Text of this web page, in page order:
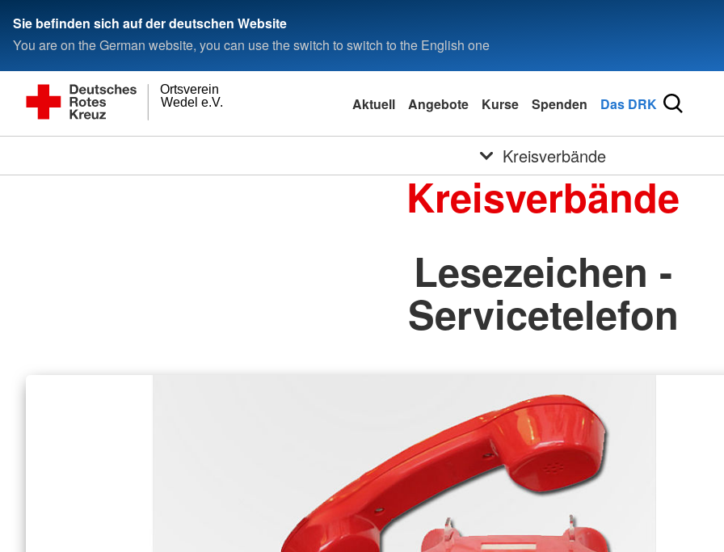
Sie befinden sich auf der deutschen Website
You are on the German website, you can use the switch to switch to the English one
Wedel e.V.
Ortsverein
Aktuell Angebote Kurse Spenden Das DRK
Kreisverbände
Kreisverbände
Lesezeichen -
Servicetelefon